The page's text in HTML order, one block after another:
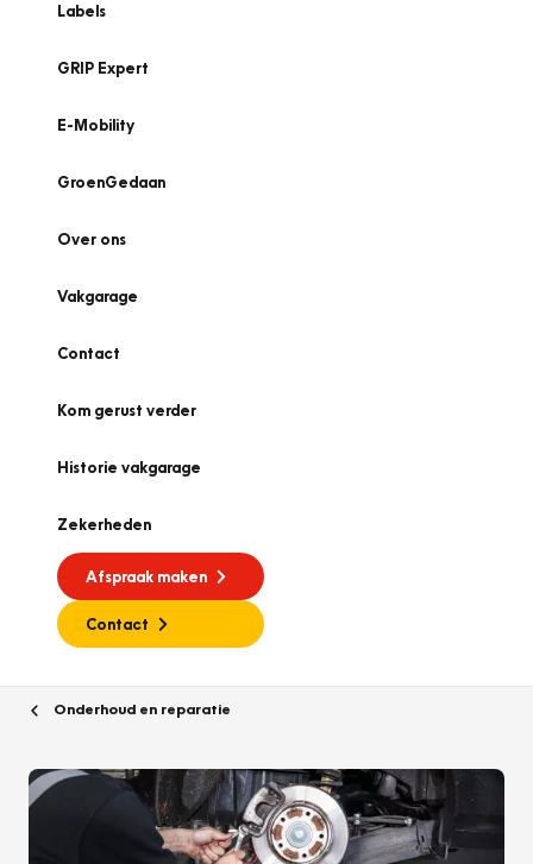
Labels
GRIP Expert
E-Mobility
GroenGedaan
Over ons
Vakgarage
Contact
Kom gerust verder
Historie vakgarage
Zekerheden
Afspraak maken
Contact
Onderhoud en reparatie